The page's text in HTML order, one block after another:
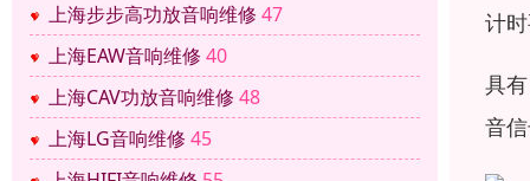
上海步步高功放音响维修 47
上海EAW音响维修 40
上海CAV功放音响维修 48
上海LG音响维修 45
计
具
音